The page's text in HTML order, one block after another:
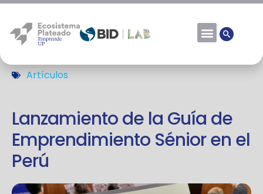
Artículos
Lanzamiento de la Guía de
Emprendimiento Sénior en el
Perú